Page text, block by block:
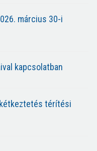
március 30-i
kapcsolatban
térítési